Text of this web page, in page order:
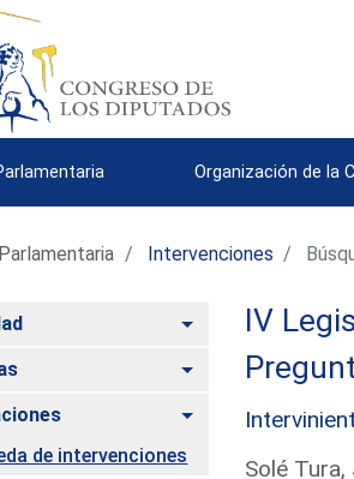
Organización de la
Intervenciones
Alternar
Alternar
Alternar
de intervenciones
IV
Solé